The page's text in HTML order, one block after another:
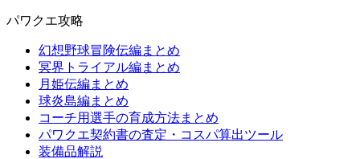
パワクエ攻略
幻想野球冒険伝編まとめ
冥界トライアル編まとめ
月姫伝編まとめ
球炎島編まとめ
コーチ用選手の育成方法まとめ
パワクエ契約書の査定・コスパ算出ツール
装備品解説